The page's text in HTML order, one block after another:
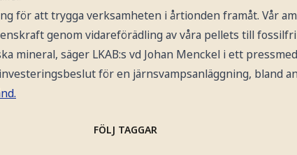
för att trygga verksamheten i årtionden framåt. Vår
genom vidareförädling av våra pellets till
mineral, säger LKAB:s vd Johan Menckel i ett
för en järnsvampsanläggning, bland
FÖLJ TAGGAR